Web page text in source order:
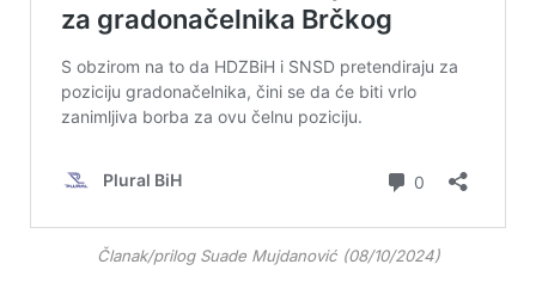
Članak/prilog Suade Mujdanović (08/10/2024)